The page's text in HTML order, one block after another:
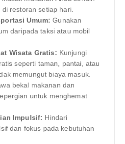
restoran setiap hari.
Umum: Gunakan
daripada taksi atau mobil
Wisata Gratis: Kunjungi
seperti taman, pantai, atau
memungut biaya masuk.
bekal makanan dan
untuk menghemat
Impulsif: Hindari
dan fokus pada kebutuhan